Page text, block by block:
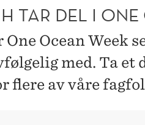
TAR DEL I
One Ocean Week
med. Ta et
flere av våre